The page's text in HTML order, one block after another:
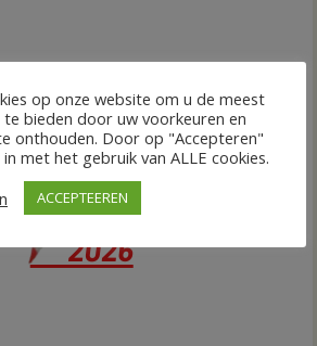
op onze website om u de meest
bieden door uw voorkeuren en
onthouden. Door op "Accepteren"
met het gebruik van ALLE cookies.
ACCEPTEEREN